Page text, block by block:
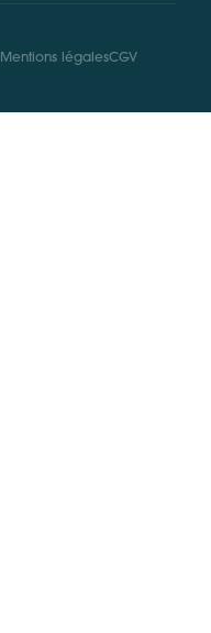
Mentions légalesCGV